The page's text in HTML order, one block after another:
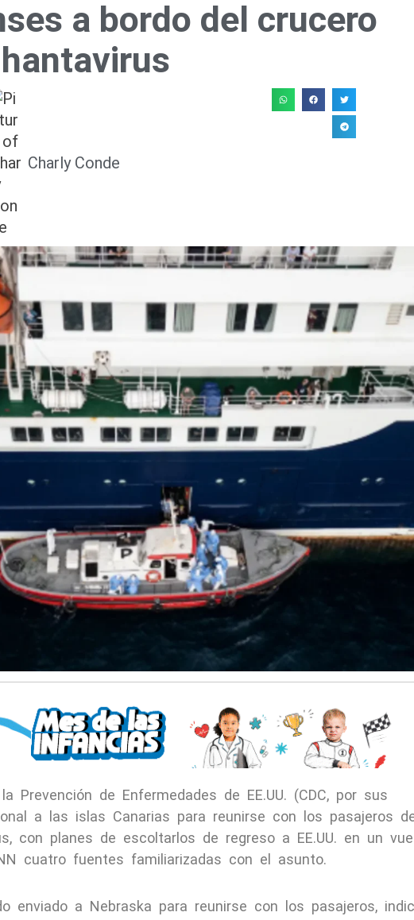
a bordo del crucero
Charly Conde
Prevención de Enfermedades de EE.UU. (CDC, por sus
a las islas Canarias para reunirse con los pasajeros
con planes de escoltarlos de regreso a EE.UU. en un
cuatro fuentes familiarizadas con el asunto.
enviado a Nebraska para reunirse con los pasajeros,